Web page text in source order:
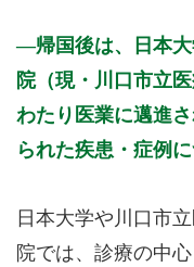
帰国後は、日本
院（現・川口市立
わたり医業に邁進
られた疾患・症例
日本大学や川口市
院では、診療の中